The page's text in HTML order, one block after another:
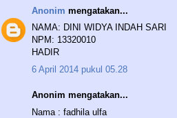
Anonim mengatakan...
NAMA: DINI WIDYA INDAH SARI
NPM: 13320010
HADIR
6 April 2014 pukul 05.28
Anonim mengatakan...
Nama : fadhila ulfa